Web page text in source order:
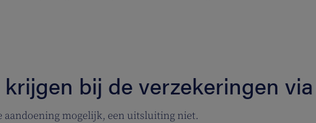
bij de verzekeringen
aandoening mogelijk, een uitsluiting niet.